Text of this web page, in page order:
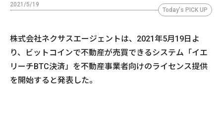
2021/5/19
Today's PICK UP
株式会社ネクサスエージェントは、2021年5月19日よ
り、ビットコインで不動産が売買できるシステム「イエ
リーチBTC決済」を不動産事業者向けのライセンス提供
を開始すると発表した。